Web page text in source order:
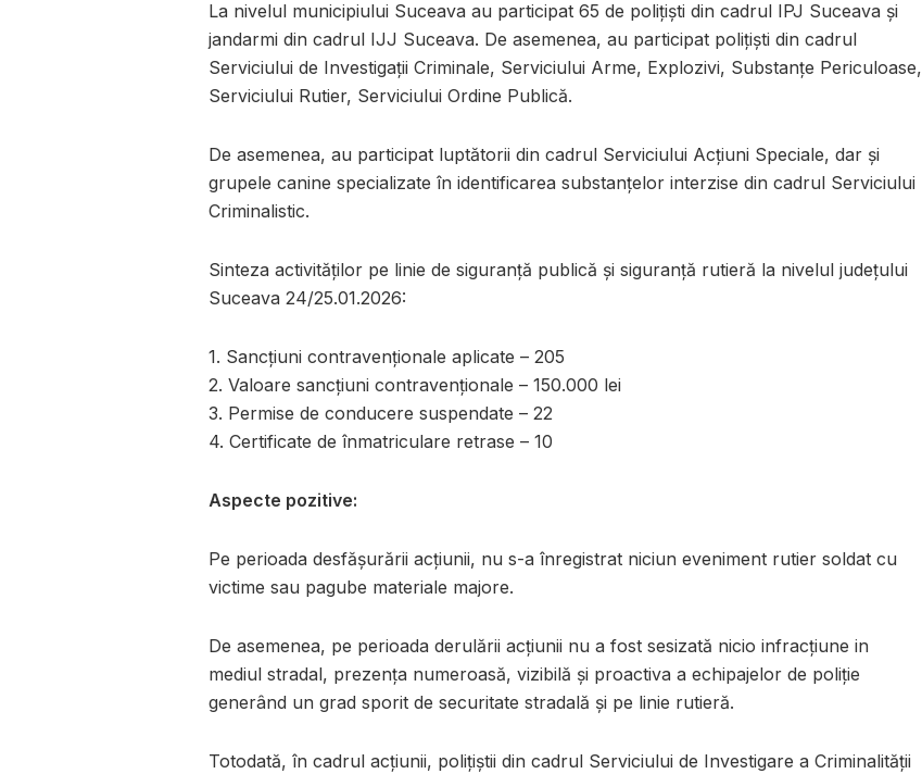
La nivelul municipiului Suceava au participat 65 de polițiști din cadrul IPJ Suceava și
jandarmi din cadrul IJJ Suceava. De asemenea, au participat poliţişti din cadrul
Serviciului de Investigații Criminale, Serviciului Arme, Explozivi, Substanțe Periculoase,
Serviciului Rutier, Serviciului Ordine Publică.
De asemenea, au participat luptătorii din cadrul Serviciului Acțiuni Speciale, dar și
grupele canine specializate în identificarea substanțelor interzise din cadrul Serviciului
Criminalistic.
Sinteza activităților pe linie de siguranță publică și siguranță rutieră la nivelul județului
Suceava 24/25.01.2026:
1. Sancțiuni contravenționale aplicate – 205
2. Valoare sancțiuni contravenționale – 150.000 lei
3. Permise de conducere suspendate – 22
4. Certificate de înmatriculare retrase – 10
Aspecte pozitive:
Pe perioada desfășurării acțiunii, nu s-a înregistrat niciun eveniment rutier soldat cu
victime sau pagube materiale majore.
De asemenea, pe perioada derulării acțiunii nu a fost sesizată nicio infracţiune in
mediul stradal, prezența numeroasă, vizibilă și proactiva a echipajelor de poliție
generând un grad sporit de securitate stradală și pe linie rutieră.
Totodată, în cadrul acțiunii, polițiștii din cadrul Serviciului de Investigare a Criminalității